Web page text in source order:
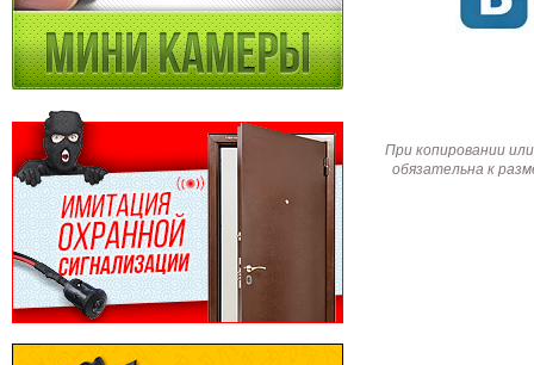
При копировании
обязательна к